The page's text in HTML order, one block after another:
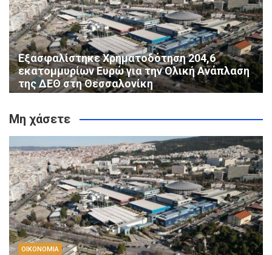
Εξασφαλίστηκε Χρηματοδότηση 204,6
εκατομμυρίων Ευρώ για την Ολική Ανάπλαση
της ΔΕΘ στη Θεσσαλονίκη
Μη χάσετε
ΟΙΚΟΝΟΜΙΑ